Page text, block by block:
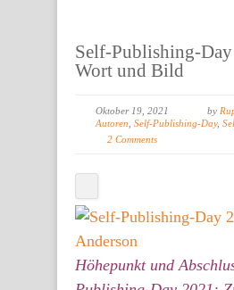
Self-Publishing-
Wort und Bild
Oktober 19, 2021 by
Autoren Self-Publishing-Day,
2 Comments
Höhepunkt und